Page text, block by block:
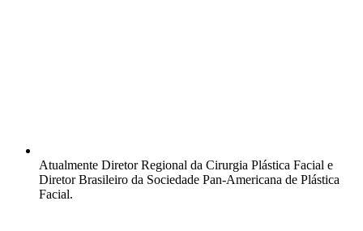
Atualmente Diretor Regional da Cirurgia Plástica Facial e
Diretor Brasileiro da Sociedade Pan-Americana de Plástica
Facial.